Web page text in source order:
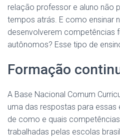
relação professor e aluno não
tempos atrás. E como ensinar
desenvolverem competências
autônomos? Esse tipo de
Formação
A Base Nacional Comum
uma das respostas para
de como e quais
trabalhadas pelas escolas